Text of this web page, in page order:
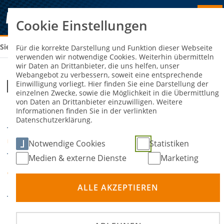
Sie sind hier: FORTBILDUNG – SDS
Fortbildung – SdS
DATUM 08. Februar 2025
ORT Höchstädt
VERANSTALTER
MSC Höchstädt i.F e.V.
im ADAC
Anmeldung unter:
Cookie Einstellungen
Für die korrekte Darstellung und Funktion dieser Webseite
verwenden wir notwendige Cookies. Weiterhin übermitteln
wir Daten an Drittanbieter, die uns helfen, unser
Webangebot zu verbessern, soweit eine entsprechende
Einwilligung vorliegt. Hier finden Sie eine Darstellung der
einzelnen Zwecke, sowie die Möglichkeit in die Übermittlung
von Daten an Drittanbieter einzuwilligen. Weitere
Informationen finden Sie in der verlinkten
Datenschutzerklärung.
Notwendige Cookies
Statistiken
Medien & externe Dienste
Marketing
ALLE AKZEPTIEREN